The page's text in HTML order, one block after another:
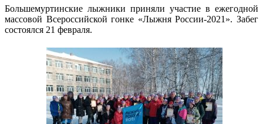
Большемуртинские лыжники приняли участие в ежегодной
массовой Всероссийской гонке «Лыжня России-2021». Забег
состоялся 21 февраля.